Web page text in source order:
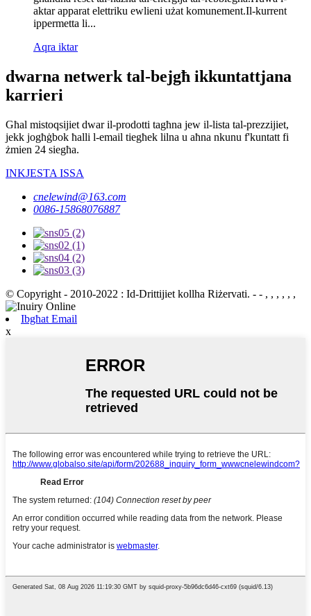
aktar apparat elettriku ewlieni użat komunement.Il-kurrent
ippermetta li...
Aqra iktar
dwarna netwerk tal-bejgħ ikkuntattjana
karrieri
Għal mistoqsijiet dwar il-prodotti tagħna jew il-lista tal-prezzijiet,
jekk jogħġbok ħalli l-email tiegħek lilna u aħna nkunu f'kuntatt fi
żmien 24 siegħa.
INKJESTA ISSA
cnelewind@163.com
0086-15868076887
© Copyright - 2010-2022 : Id-Drittijiet kollha Riżervati. - - , , , , , ,
Ibgħat Email
x